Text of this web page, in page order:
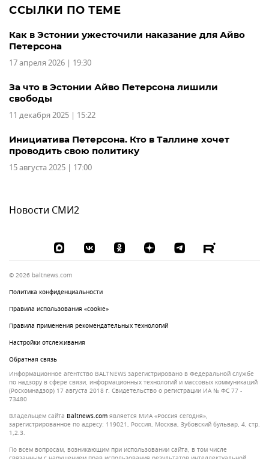
ССЫЛКИ ПО ТЕМЕ
Как в Эстонии ужесточили наказание для Айво
Петерсона
17 апреля 2026 | 19:30
За что в Эстонии Айво Петерсона лишили
свободы
11 декабря 2025 | 15:22
Инициатива Петерсона. Кто в Таллине хочет
проводить свою политику
15 августа 2025 | 17:00
Новости СМИ2
© 2026 baltnews.com
Политика конфиденциальности
Правила использования «cookie»
Правила применения рекомендательных технологий
Настройки отслеживания
Обратная связь
Информационное агентство BALTNEWS зарегистрировано в Федеральной службе
по надзору в сфере связи, информационных технологий и массовых коммуникаций
(Роскомнадзор) 17 августа 2018 г. Свидетельство о регистрации ИА № ФС 77 -
73480
Владельцем сайта
baltnews.com является МИА «Россия сегодня»,
зарегистрированное по адресу: 119021, Россия, Москва, Зубовский бульвар, 4, стр.
1,2.3.
По всем вопросам, возникающим при использовании сайта, в том числе